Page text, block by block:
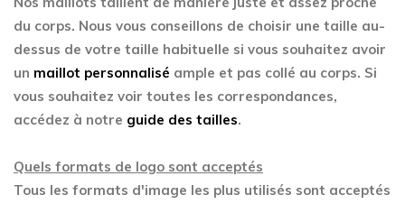
du corps. Nous vous conseillons de choisir une taille au-
dessus de votre taille habituelle si vous souhaitez avoir
un maillot personnalisé ample et pas collé au corps. Si
vous souhaitez voir toutes les correspondances,
accédez à notre guide des tailles.
Quels formats de logo sont acceptés
Tous les formats d'image les plus utilisés sont acceptés